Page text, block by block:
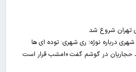
تهران شروع شد
درباره نوژه؛ ری شهری: توده ای ها
حجاریان در گوشم گفت «امشب قرار است